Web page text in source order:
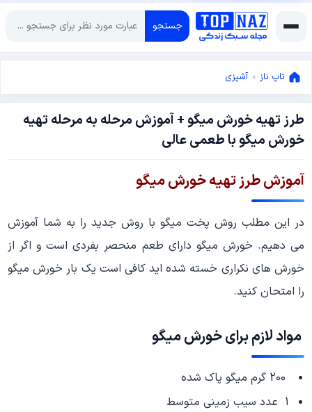
جستجو
تاپ ناز » آشپزی
طرز تهیه خورش میگو + آموزش مرحله به مرحله تهیه
خورش میگو با طعمی عالی
آوریل
19,
آموزش طرز تهیه خورش میگو
در این مطلب روش پخت میگو با روش جدید را به شما آموزش
می دهیم. خورش میگو دارای طعم منحصر بفردی است و اگر از
خورش های نکراری خسته شده اید کافی است یک بار خورش میگو
را امتحان کنید.
مواد لازم برایخورش میگو
1 عدد سیب زمینی متوسط